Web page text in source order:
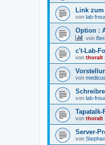
Link
von lab-
Option :
von
c't-Lab-
von thoralt
von
von lab-
von thoralt
Server-
von Stephan